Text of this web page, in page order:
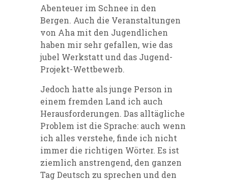
Abenteuer im Schnee in den
Bergen. Auch die Veranstaltungen
von Aha mit den Jugendlichen
haben mir sehr gefallen, wie das
jubel Werkstatt und das Jugend-
Projekt-Wettbewerb.
Jedoch hatte als junge Person in
einem fremden Land ich auch
Herausforderungen. Das alltägliche
Problem ist die Sprache: auch wenn
ich alles verstehe, finde ich nicht
immer die richtigen Wörter. Es ist
ziemlich anstrengend, den ganzen
Tag Deutsch zu sprechen und den